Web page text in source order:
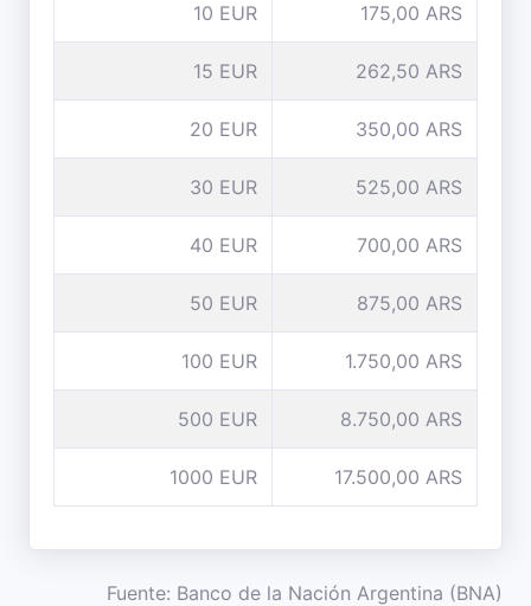
10 EUR 175,00 ARS
15 EUR 262,50 ARS
20 EUR 350,00 ARS
30 EUR 525,00 ARS
40 EUR 700,00 ARS
50 EUR 875,00 ARS
100 EUR 1.750,00 ARS
500 EUR 8.750,00 ARS
1000 EUR 17.500,00 ARS
Fuente: Banco de la Nación Argentina (BNA)